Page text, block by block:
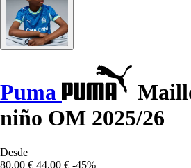
Puma
niño OM 2025/26
Desde
80,00 € 44,00 € -45%